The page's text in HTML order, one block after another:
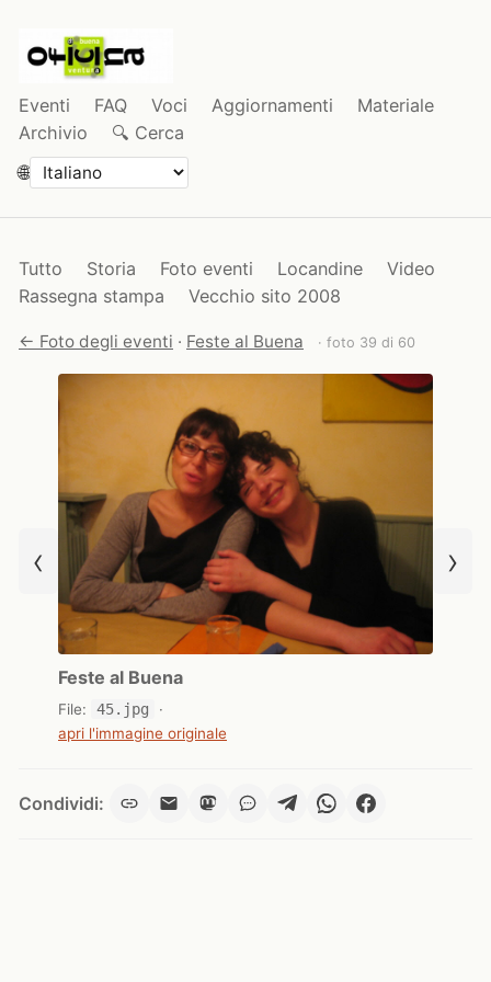
Eventi FAQ Voci Aggiornamenti
Materiale
Archivio
🔍 Cerca
🌐
Tutto Storia Foto eventi Locandine
Video
Rassegna stampa
Vecchio sito 2008
← Foto degli eventi · Feste al Buena · foto 39 di 60
‹
Feste al Buena
File: 45.jpg
·
apri l'immagine originale
›
Condividi: